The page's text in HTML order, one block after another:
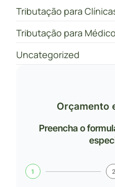
Tributação para
Tributação para
Uncategorized
Orçamento
Preencha o
1 2